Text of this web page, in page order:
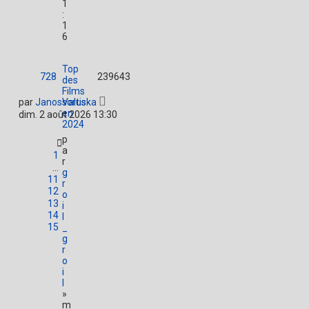
1
:
1
6
Top
des
Films
sortis
en
2024
p
a
r
g
r
o
i
g
r
o
i
»
m
1
11
12
13
14
15
728 239643
parJanosValuska
dim. 2 août 2026 13:30